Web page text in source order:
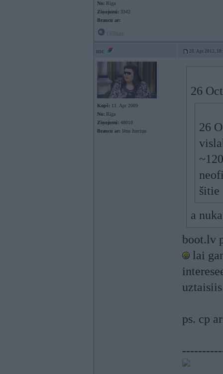
No: Rīga
Ziņojumi: 3342
Braucu ar:
mc 28. Apr 2012,
Kopš: 11. Apr 2009
No: Rīga
Ziņojumi: 48018
Braucu ar: lēnu žurciņu
26
26
šitie
a
boot.lv
lai
ps. cp